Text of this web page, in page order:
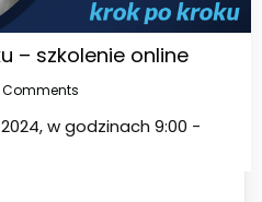
– szkolenie online
Comments
w godzinach 9:00 -